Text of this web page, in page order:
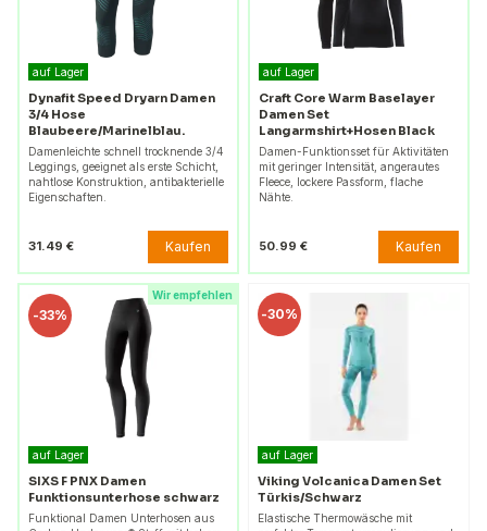
auf Lager
Dynafit Speed Dryarn Damen
3/4 Hose
Blaubeere/Marinelblau.
Damenleichte schnell trocknende 3/4
Leggings, geeignet als erste Schicht,
nahtlose Konstruktion, antibakterielle
Eigenschaften.
31.49 € Kaufen
auf Lager
Craft Core Warm Baselayer
Damen Set
Langarmshirt+Hosen Black
Damen-Funktionsset für Aktivitäten
mit geringer Intensität, angerautes
Fleece, lockere Passform, flache
Nähte.
50.99 € Kaufen
Wir empfehlen
-33%
auf Lager
SIXS F PNX Damen
Funktionsunterhose schwarz
Funktional Damen Unterhosen aus
-30%
auf Lager
Viking Volcanica Damen Set
Türkis/Schwarz
Elastische Thermowäsche mit